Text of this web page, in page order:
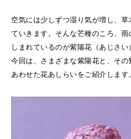
空気には少しずつ湿り気が増し、草
ていきます。そんな芒種のころ、
しまれているのが紫陽花（あじさい
今回は、さまざまな紫陽花と、そ
あわせた花あしらいをご紹介します